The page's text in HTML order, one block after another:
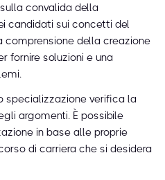
convalida della
candidati sui concetti del
comprensione della creazione
fornire soluzioni e una
specializzazione verifica la
argomenti. È possibile
in base alle proprie
di carriera che si desidera